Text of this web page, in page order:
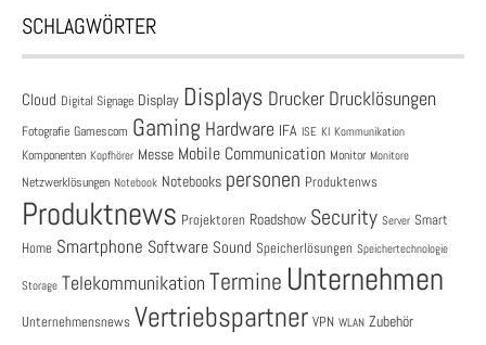
SCHLAGWÖRTER
Cloud Digital Signage Display Displays Drucker Drucklösungen
Fotografie Gamescom Gaming Hardware IFA ISE KI Kommunikation
Komponenten Kopfhörer Messe Mobile Communication Monitor Monitore
Netzwerklösungen Notebook Notebooks personen Produktenws
Produktnews Projektoren Roadshow Security Server Smart
Home Smartphone Software Sound Speicherlösungen Speichertechnologie
Storage Telekommunikation Termine Unternehmen
Unternehmensnews Vertriebspartner VPN WLAN Zubehör